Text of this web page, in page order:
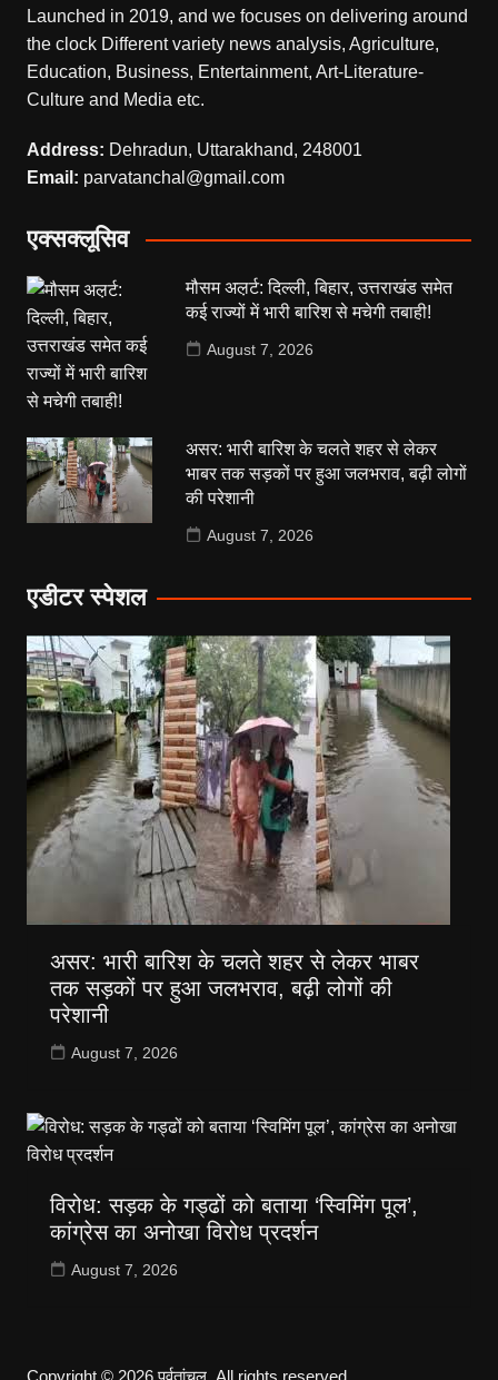
Launched in 2019, and we focuses on delivering around
the clock Different variety news analysis, Agriculture,
Education, Business, Entertainment, Art-Literature-
Culture and Media etc.
Address: Dehradun, Uttarakhand, 248001
Email: parvatanchal@gmail.com
एक्सक्लूसिव
मौसम अल़र्ट: दिल्ली, बिहार, उत्तराखंड समेत
कई राज्यों में भारी बारिश से मचेगी तबाही!
August 7, 2026
असर: भारी बारिश के चलते शहर से लेकर
भाबर तक सड़कों पर हुआ जलभराव, बढ़ी लोगों
की परेशानी
August 7, 2026
एडीटर स्पेशल
असर: भारी बारिश के चलते शहर से लेकर भाबर
तक सड़कों पर हुआ जलभराव, बढ़ी लोगों की
परेशानी
August 7, 2026
विरोध: सड़क के गड्ढों को बताया ‘स्विमिंग पूल’,
कांग्रेस का अनोखा विरोध प्रदर्शन
August 7, 2026
Copyright © 2026 पर्वतांचल. All rights reserved.